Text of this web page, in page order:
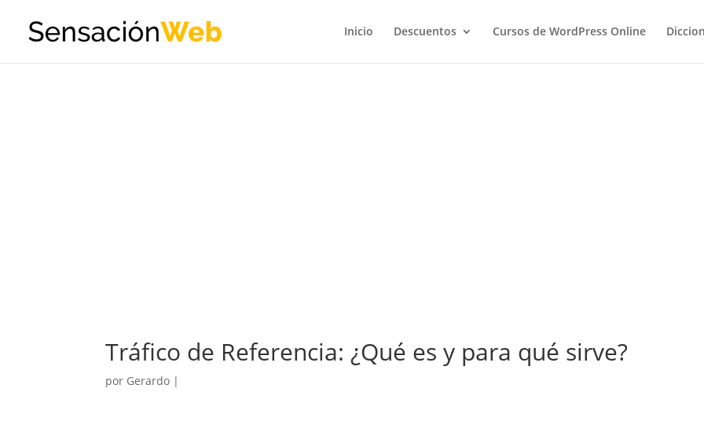
Inicio Descuentos Cursos de WordPress Online
Tráfico de Referencia: ¿Qué es y para qué sirve?
por Gerardo |